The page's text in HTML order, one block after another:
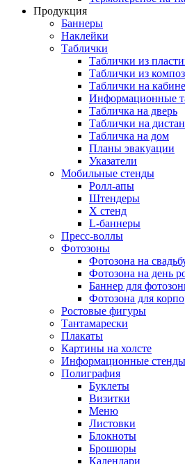
Продукция
Баннеры
Наклейки
Таблички
Таблички из
Таблички из
Таблички на
Информационные
Табличка на дверь
Таблички на
Табличка на дом
Планы эвакуации
Указатели
Мобильные стенды
Ролл-апы
Штендеры
Х стенд
L-баннеры
Пресс-воллы
Фотозоны
Фотозона на
Фотозона на день
Баннер для
Фотозона для
Ростовые фигуры
Тантамарески
Плакаты
Картины на холсте
Информационные стенды
Полиграфия
Буклеты
Визитки
Меню
Листовки
Блокноты
Брошюры
Календари